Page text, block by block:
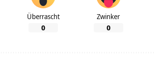
Überrascht
0
Zwinker
0